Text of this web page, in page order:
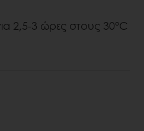
2,5-3 ώρες στους 30°C